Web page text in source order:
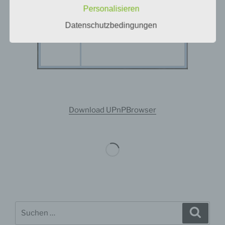
Download UPnPBrowser
angesehen, die direkt oder indirekt, insbesondere
besonderen Merkmalen, die Ausdruck der physischen,
Personalisieren
Datenschutzbedingungen